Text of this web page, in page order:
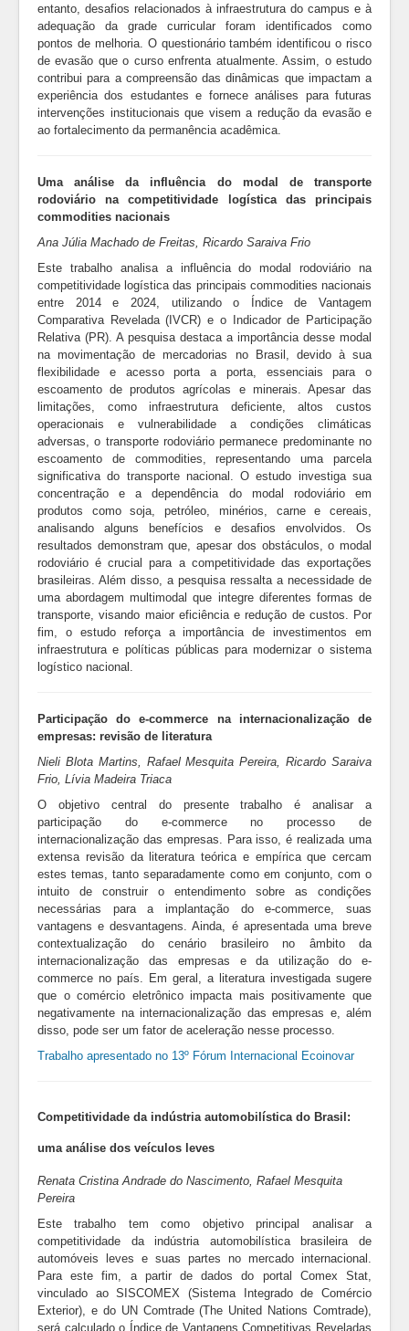
entanto, desafios relacionados à infraestrutura do campus e à
adequação da grade curricular foram identificados como
pontos de melhoria. O questionário também identificou o risco
de evasão que o curso enfrenta atualmente. Assim, o estudo
contribui para a compreensão das dinâmicas que impactam a
experiência dos estudantes e fornece análises para futuras
intervenções institucionais que visem a redução da evasão e
ao fortalecimento da permanência acadêmica.
Uma análise da influência do modal de transporte
rodoviário na competitividade logística das principais
commodities nacionais
Ana Júlia Machado de Freitas, Ricardo Saraiva Frio
Este trabalho analisa a influência do modal rodoviário na
competitividade logística das principais commodities nacionais
entre 2014 e 2024, utilizando o Índice de Vantagem
Comparativa Revelada (IVCR) e o Indicador de Participação
Relativa (PR). A pesquisa destaca a importância desse modal
na movimentação de mercadorias no Brasil, devido à sua
flexibilidade e acesso porta a porta, essenciais para o
escoamento de produtos agrícolas e minerais. Apesar das
limitações, como infraestrutura deficiente, altos custos
operacionais e vulnerabilidade a condições climáticas
adversas, o transporte rodoviário permanece predominante no
escoamento de commodities, representando uma parcela
significativa do transporte nacional. O estudo investiga sua
concentração e a dependência do modal rodoviário em
produtos como soja, petróleo, minérios, carne e cereais,
analisando alguns benefícios e desafios envolvidos. Os
resultados demonstram que, apesar dos obstáculos, o modal
rodoviário é crucial para a competitividade das exportações
brasileiras. Além disso, a pesquisa ressalta a necessidade de
uma abordagem multimodal que integre diferentes formas de
transporte, visando maior eficiência e redução de custos. Por
fim, o estudo reforça a importância de investimentos em
infraestrutura e políticas públicas para modernizar o sistema
logístico nacional.
Participação do e-commerce na internacionalização de
empresas: revisão de literatura
Nieli Blota Martins, Rafael Mesquita Pereira, Ricardo Saraiva
Frio, Lívia Madeira Triaca
O objetivo central do presente trabalho é analisar a
participação do e-commerce no processo de
internacionalização das empresas. Para isso, é realizada uma
extensa revisão da literatura teórica e empírica que cercam
estes temas, tanto separadamente como em conjunto, com o
intuito de construir o entendimento sobre as condições
necessárias para a implantação do e-commerce, suas
vantagens e desvantagens. Ainda, é apresentada uma breve
contextualização do cenário brasileiro no âmbito da
internacionalização das empresas e da utilização do e-
commerce no país. Em geral, a literatura investigada sugere
que o comércio eletrônico impacta mais positivamente que
negativamente na internacionalização das empresas e, além
disso, pode ser um fator de aceleração nesse processo.
Trabalho apresentado no 13º Fórum Internacional Ecoinovar
Competitividade da indústria automobilística do Brasil:
uma análise dos veículos leves
Renata Cristina Andrade do Nascimento, Rafael Mesquita
Pereira
Este trabalho tem como objetivo principal analisar a
competitividade da indústria automobilística brasileira de
automóveis leves e suas partes no mercado internacional.
Para este fim, a partir de dados do portal Comex Stat,
vinculado ao SISCOMEX (Sistema Integrado de Comércio
Exterior), e do UN Comtrade (The United Nations Comtrade),
será calculado o Índice de Vantagens Competitivas Reveladas